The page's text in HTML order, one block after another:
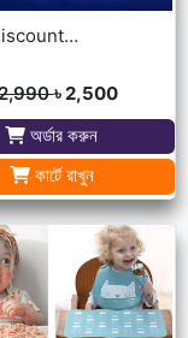
3pcs Discount Package (Dua Door Bell, Islamic Calling Bell, Plug In Quran)
৳ 2,500
অর্ডার করুন
কার্টে রাখুন